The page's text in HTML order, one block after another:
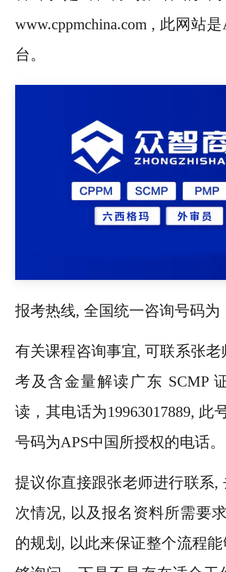
www.cppmchina.com , 此网站
台。
报考热线, 全国统一咨询号码为
有关课程咨询事宜, 可联系张老
考及含金量解读广东 SCMP
读，其电话为19963017889, 此
号码为APS中国所授权的电话。
提议你直接跟张老师进行联系,
次情况, 以及报名资料所需要
的规划, 以此来保证整个流程